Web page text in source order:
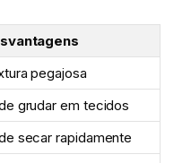
pegajosa
grudar em tecidos
secar rapidamente